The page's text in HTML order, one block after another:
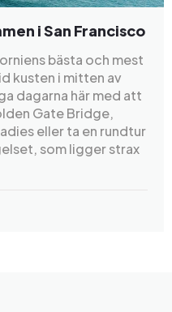
i San Francisco
bästa och mest
kusten i mitten av
dagarna här med att
Gate Bridge,
eller ta en rundtur
som ligger strax